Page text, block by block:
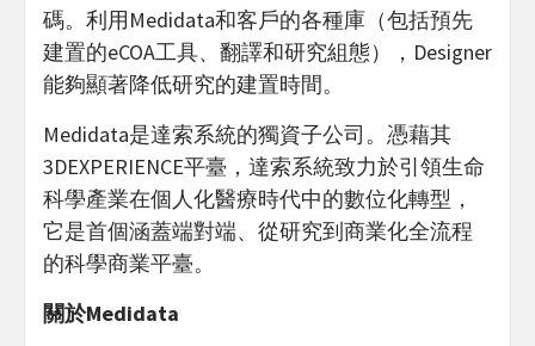
碼。利用Medidata和客戶的各種庫（包括預先
建置的eCOA工具、翻譯和研究組態），Designer
能夠顯著降低研究的建置時間。
Medidata是達索系統的獨資子公司。憑藉其
3DEXPERIENCE平臺，達索系統致力於引領生命
科學產業在個人化醫療時代中的數位化轉型，
它是首個涵蓋端對端、從研究到商業化全流程
的科學商業平臺。
關於Medidata